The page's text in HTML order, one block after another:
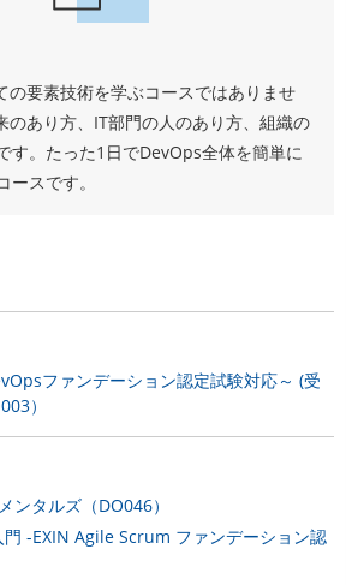
の要素技術を学ぶコースではありませ
のあり方、IT部門の人のあり方、組織の
す。たった1日でDevOps全体を簡単に
スです。
ファンデーション認定試験対応～ (受
）
ンタルズ（DO046）
-EXIN Agile Scrum ファンデーション認